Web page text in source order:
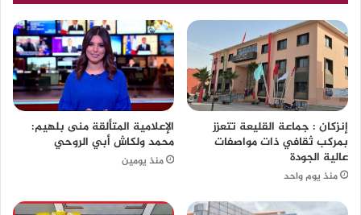
إنزكان : جماعة القليعة تتعزز
بمركب ثقافي ذات مواصفات
عالية الجودة
منذ يوم واحد
الإعلامية المتألقة منى بلهيم:
محمد ولكاش أبي الروحي
منذ يومين